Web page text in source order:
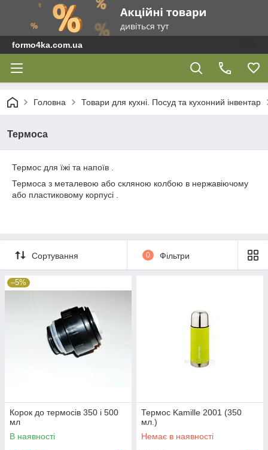
formo4ka.com.ua
Головна Товари для кухні. Посуд та кухонний інвентар
Термоса
Термос для їжі та напоїв .
Термоса з металевою або скляною колбою в нержавіючому
або пластиковому корпусі .
Сортування 0 Фільтри
–5%
Корок до термосів 350 і 500
мл
В наявності
Термос Kamille 2001 (350
мл.)
Немає в наявності